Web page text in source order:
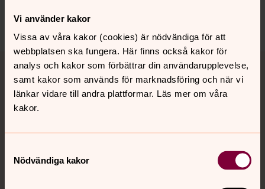
Vi använder kakor
Vissa av våra kakor (cookies) är nödvändiga för att
webbplatsen ska fungera. Här finns också kakor för
analys och kakor som förbättrar din användarupplevelse,
samt kakor som används för marknadsföring och när vi
länkar vidare till andra plattformar. Läs mer om våra
kakor.
Nödvändiga kakor
Dela
Tillbaka till toppen
Tillbaka till innehållet
Kontakt
Kalender